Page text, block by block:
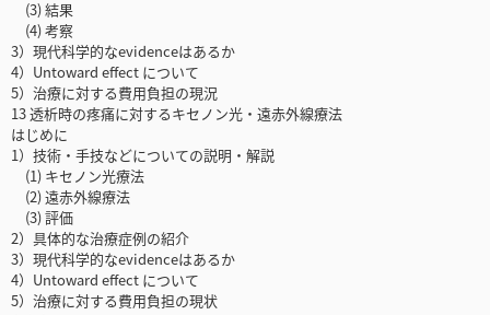
(3) 結果
(4) 考察
3）現代科学的なevidenceはあるか
4）Untoward effect について
5）治療に対する費用負担の現況
13 透析時の疼痛に対するキセノン光・遠赤外線療法
はじめに
1）技術・手技などについての説明・解説
(1) キセノン光療法
(2) 遠赤外線療法
(3) 評価
2）具体的な治療症例の紹介
3）現代科学的なevidenceはあるか
4）Untoward effect について
5）治療に対する費用負担の現状